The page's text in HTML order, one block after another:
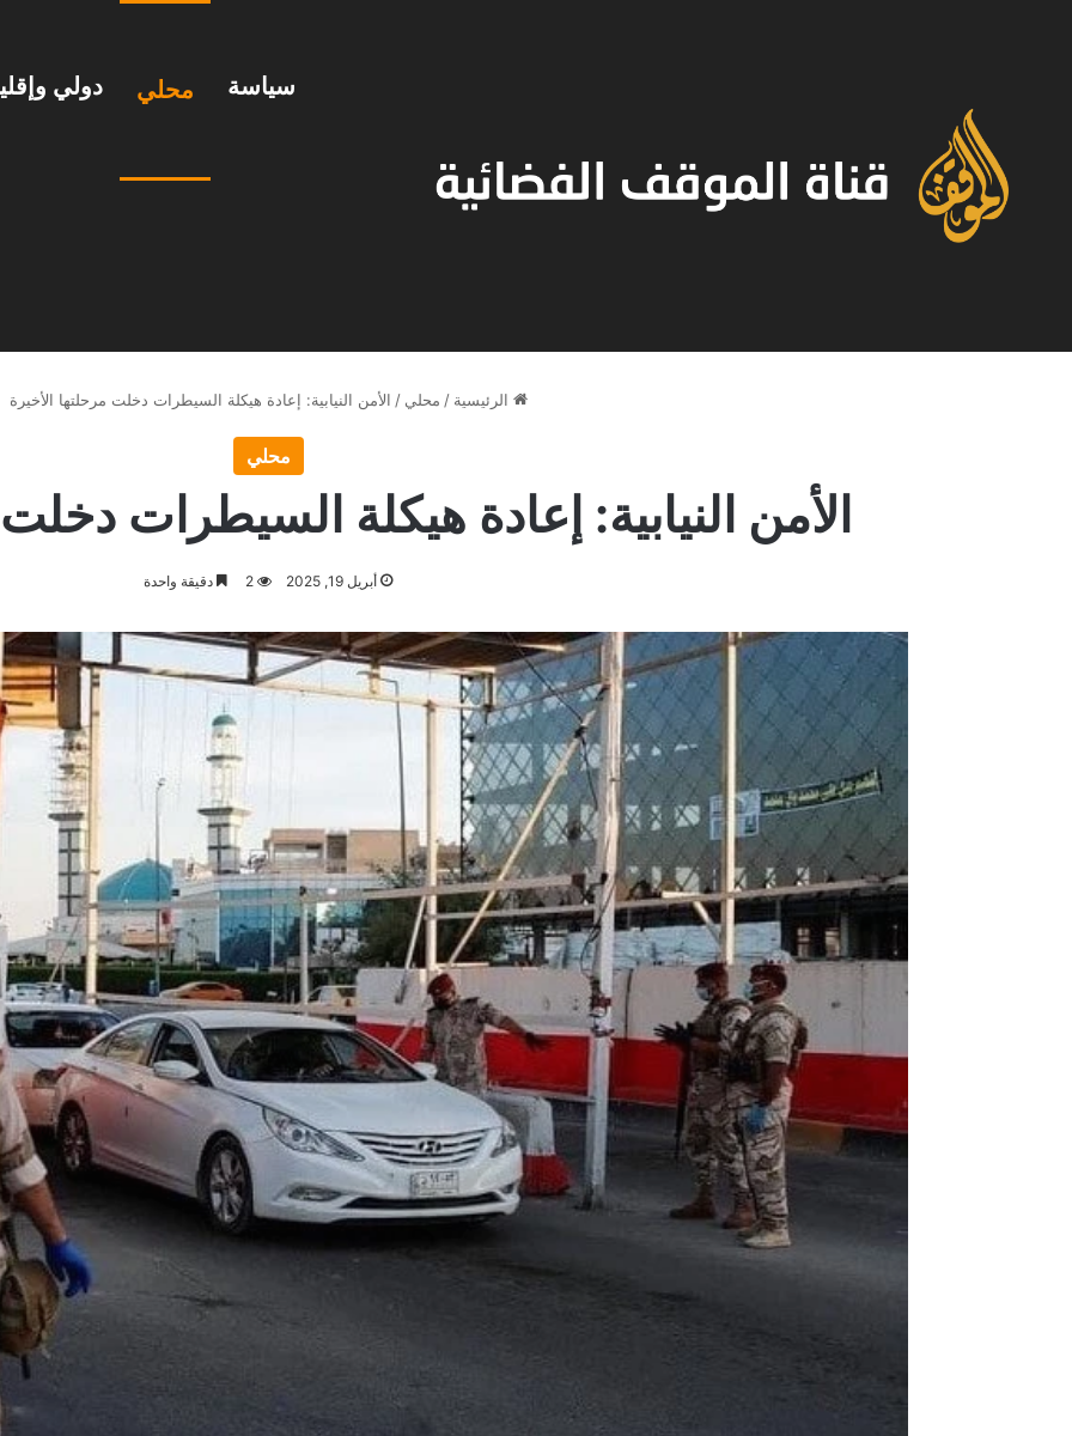
سياسة محلي دولي
الرئيسية / محلي / الأمن النيابية: إعادة هيكلة السيطرات دخلت مرحلتها الأخيرة
محلي
الأمن النيابية: إعادة هيكلة السيطرات
أبريل 19, 2025 2 دقيقة واحدة